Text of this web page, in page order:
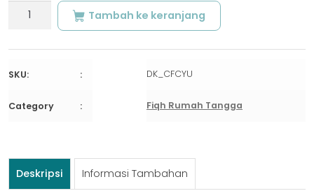
Kuantitas
| ﺷﺮﺡ
ﺍﻟﻠﺠﻴﻦ
Tambah ke keranjang
SKU: DK_CFCYU
Category Fiqh Rumah Tangga
Deskripsi Informasi Tambahan